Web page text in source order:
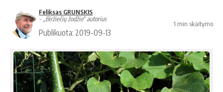
Feliksas GRUNSKIS
- „Biržiečių žodžio“ autorius
Publikuota: 2019-09-13
1 min skaitymo